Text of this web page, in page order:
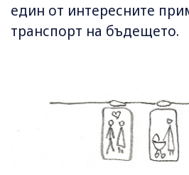
един от интересните
транспорт на бъдещето.